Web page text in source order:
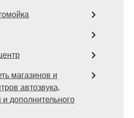
магазинов и
автозвука,
дополнительного